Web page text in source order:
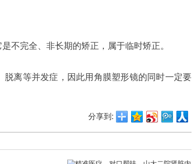
不完全、非长期的矫正，属于临时矫正。
离等并发症，因此用角膜塑形镜的同时一定要
分享到: